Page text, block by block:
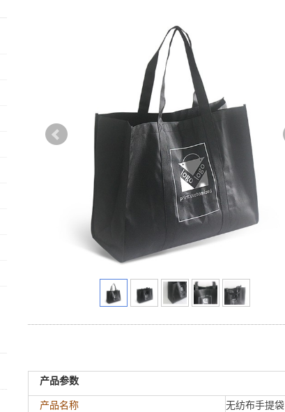
产品参数
产品名称 无纺布手提袋